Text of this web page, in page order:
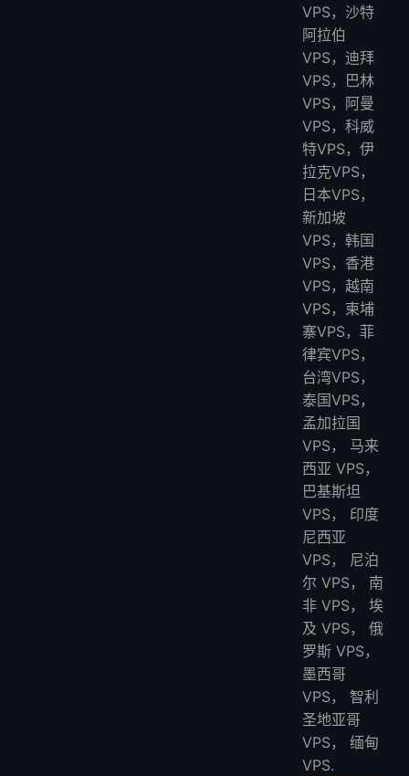
VPS，沙特
阿拉伯
VPS，迪拜
VPS，巴林
VPS，阿曼
VPS，科威
特VPS，伊
拉克VPS，
日本VPS，
新加坡
VPS，韩国
VPS，香港
VPS，越南
VPS，柬埔
寨VPS，菲
律宾VPS，
台湾VPS，
泰国VPS，
孟加拉国
VPS， 马来
西亚 VPS，
巴基斯坦
VPS， 印度
尼西亚
VPS， 尼泊
尔 VPS， 南
非 VPS， 埃
及 VPS， 俄
罗斯 VPS，
墨西哥
VPS， 智利
圣地亚哥
VPS， 缅甸
VPS.